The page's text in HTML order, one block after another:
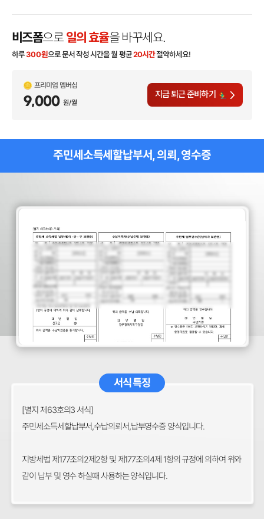
비즈폼으로 일의 효율을 바꾸세요.
하루300원으로 문서 작성 시간을 월 평균20시간절약하세요!
프리미엄 멤버십
9,000 원/월
지금 퇴근 준비하기
주민세소득세할납부서, 의뢰, 영수증
서식 특징
[별지 제63호의3 서식]
주민세소득세할납부서,수납의뢰서,납부영수증 양식입니다.
지방세법 제177조의2제2항 및 제177조의4제 1항의 규정에 의하여 위와
같이 납부 및 영수 하실때 사용하는 양식입니다.